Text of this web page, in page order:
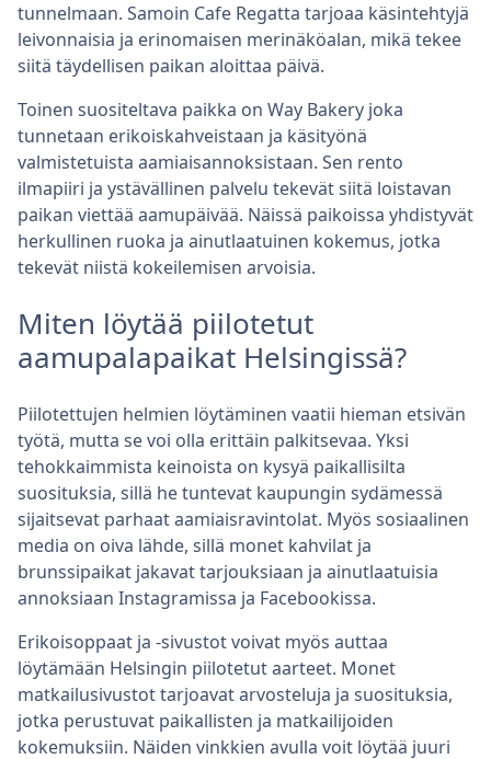
tunnelmaan. Samoin Cafe Regatta tarjoaa käsintehtyjä
leivonnaisia ja erinomaisen merinäköalan, mikä tekee
siitä täydellisen paikan aloittaa päivä.
Toinen suositeltava paikka on Way Bakery joka
tunnetaan erikoiskahveistaan ja käsityönä
valmistetuista aamiaisannoksistaan. Sen rento
ilmapiiri ja ystävällinen palvelu tekevät siitä loistavan
paikan viettää aamupäivää. Näissä paikoissa yhdistyvät
herkullinen ruoka ja ainutlaatuinen kokemus, jotka
tekevät niistä kokeilemisen arvoisia.
Miten löytää piilotetut
aamupalapaikat Helsingissä?
Piilotettujen helmien löytäminen vaatii hieman etsivän
työtä, mutta se voi olla erittäin palkitsevaa. Yksi
tehokkaimmista keinoista on kysyä paikallisilta
suosituksia, sillä he tuntevat kaupungin sydämessä
sijaitsevat parhaat aamiaisravintolat. Myös sosiaalinen
media on oiva lähde, sillä monet kahvilat ja
brunssipaikat jakavat tarjouksiaan ja ainutlaatuisia
annoksiaan Instagramissa ja Facebookissa.
Erikoisoppaat ja -sivustot voivat myös auttaa
löytämään Helsingin piilotetut aarteet. Monet
matkailusivustot tarjoavat arvosteluja ja suosituksia,
jotka perustuvat paikallisten ja matkailijoiden
kokemuksiin. Näiden vinkkien avulla voit löytää juuri